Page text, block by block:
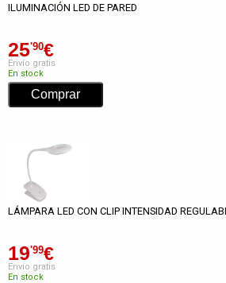
ILUMINACIÓN LED DE PARED
25'90€
Envío gratis
En stock
LÁMPARA LED CON CLIP INTENSIDAD
19'99€
Envío gratis
En stock